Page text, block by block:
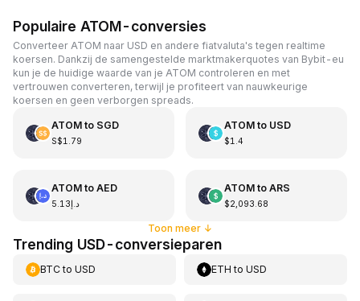
Populaire ATOM-conversies
Converteer ATOM naar USD en andere fiatvaluta's tegen realtime
koersen. Dankzij de samengestelde marktmakerquotes van Bybit-eu
kun je de huidige waarde van je ATOM controleren en met
vertrouwen converteren, terwijl je profiteert van nauwkeurige
koersen en geen verborgen spreads.
ATOMto SGD
S$1.79
ATOMto USD
$1.4
ATOMto AED
د.إ5.13
ATOMto ARS
$2,093.68
Toon meer↓
Trending USD-conversieparen
BTCto USD ETH toUSD